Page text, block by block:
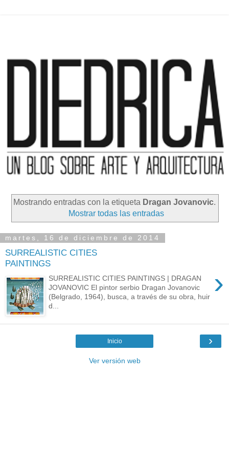
Mostrando entradas con la etiqueta Dragan Jovanovic.
Mostrar todas las entradas
martes, 16 de diciembre de 2014
SURREALISTIC CITIES
PAINTINGS
›
SURREALISTIC CITIES PAINTINGS | DRAGAN
JOVANOVIC El pintor serbio Dragan Jovanovic
(Belgrado, 1964), busca, a través de su obra, huir
d...
›
Inicio
Ver versión web